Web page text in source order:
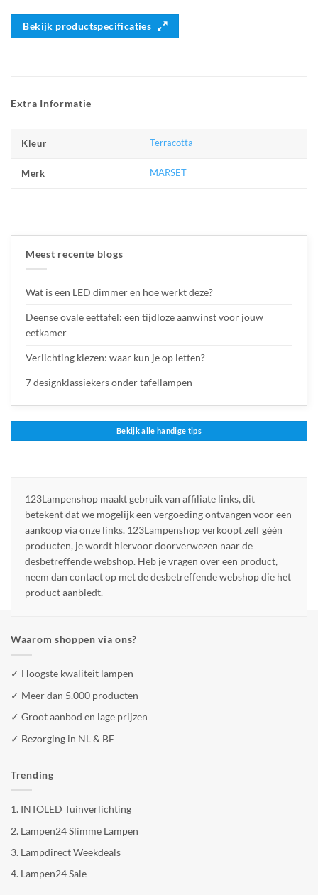
Bekijk productspecificaties
Extra Informatie
Kleur Terracotta
Merk MARSET
Meest recente blogs
Wat is een LED dimmer en hoe werkt deze?
Deense ovale eettafel: een tijdloze aanwinst voor jouw
eetkamer
Verlichting kiezen: waar kun je op letten?
7 designklassiekers onder tafellampen
Bekijk alle handige tips
123Lampenshop maakt gebruik van affiliate links, dit
betekent dat we mogelijk een vergoeding ontvangen voor een
aankoop via onze links. 123Lampenshop verkoopt zelf géén
producten, je wordt hiervoor doorverwezen naar de
desbetreffende webshop. Heb je vragen over een product,
neem dan contact op met de desbetreffende webshop die het
product aanbiedt.
Waarom shoppen via ons?
✓ Hoogste kwaliteit lampen
✓ Meer dan 5.000 producten
✓ Groot aanbod en lage prijzen
✓ Bezorging in NL & BE
Trending
1. INTOLED Tuinverlichting
2. Lampen24 Slimme Lampen
3. Lampdirect Weekdeals
4. Lampen24 Sale